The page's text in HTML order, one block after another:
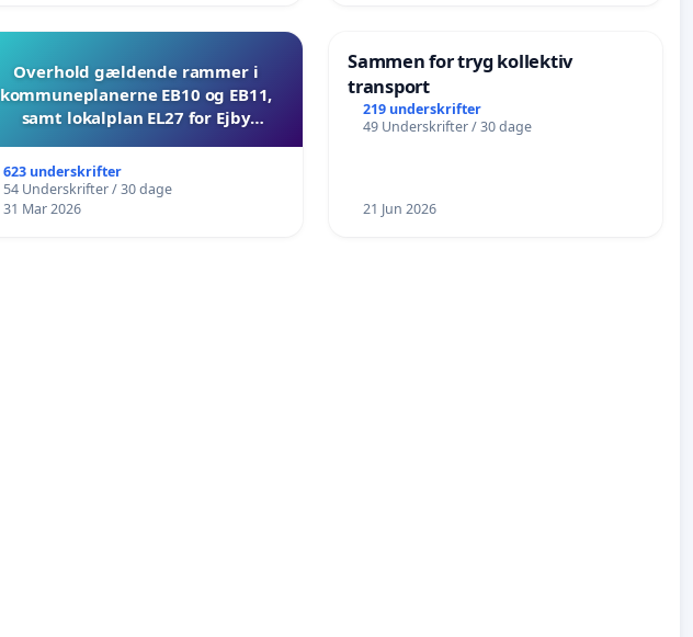
Overhold gældende rammer i
kommuneplanerne EB10 og EB11,
samt lokalplan EL27 for Ejby
623 underskrifter
54 Underskrifter / 30 dage
31 Mar 2026
Sammen for tryg kollektiv
transport
219 underskrifter
49 Underskrifter / 30 dage
21 Jun 2026